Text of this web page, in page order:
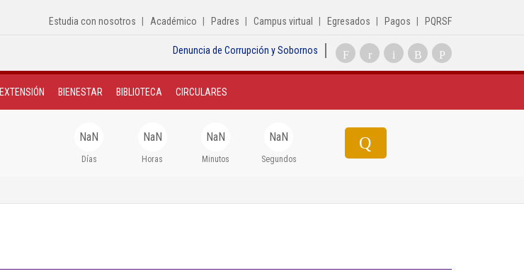
Estudia con nosotros Académico Padres Campus virtual Egresados Pagos PQRSF
Denuncia de Corrupción y Sobornos
EXTENSIÓN BIENESTAR BIBLIOTECA CIRCULARES
NaN
Días
NaN
Horas
NaN
Minutos
NaN
Segundos
Egresados
Formación